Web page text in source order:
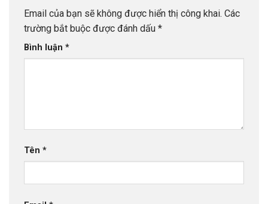
Email của bạn sẽ không được hiển thị công khai. Các
trường bắt buộc được đánh dấu *
Bình luận *
Tên *